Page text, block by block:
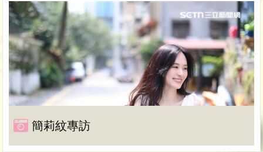
簡莉紋專訪